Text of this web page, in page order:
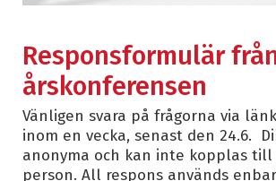
Responsformulär
årskonferensen
Vänligen svara på frågorna via
inom en vecka, senast den 24.6.
anonyma och kan inte kopplas till
person. All respons används